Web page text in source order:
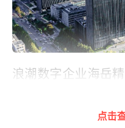
浪潮数字企业海岳
提升测试精准度，
迭代周期缩短、测
点击